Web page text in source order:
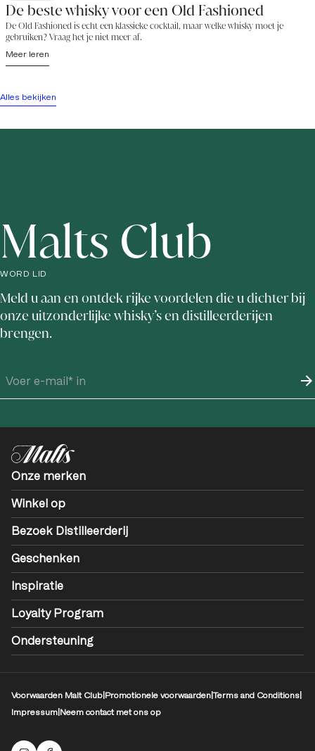
De beste whisky voor een Old Fashioned
De Old Fashioned is echt een klassieke cocktail, maar welke whisky moet je
gebruiken? Vraag het je niet meer af.
Meer leren
Alles bekijken
Malts Club
WORD LID
Meld u aan en ontdek rijke voordelen die u dichter bij
onze uitzonderlijke whisky’s en distilleerderijen
brengen.
Onze merken
Winkel op
Bezoek Distilleerderij
Geschenken
Inspiratie
Loyalty Program
Ondersteuning
Voorwaarden Malt Club Promotionele voorwaardenTerms and Conditions
Impressum Neem contact met ons op